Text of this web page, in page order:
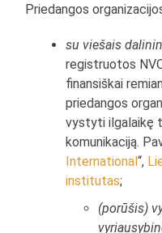
Priedangos
su viešais
registruotos
finansiškai
priedangos
vystyti ilgalaikę
komunikaciją.
International“,
institutas;
(porūšis)